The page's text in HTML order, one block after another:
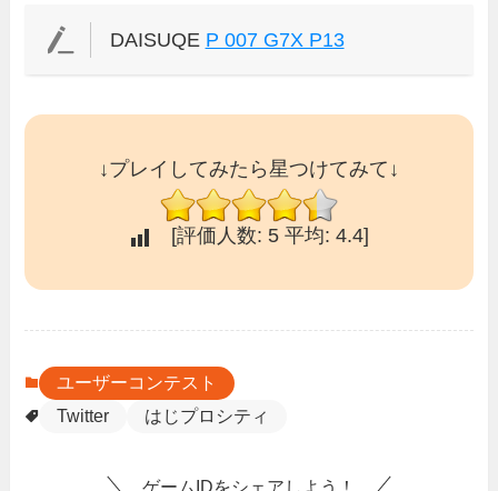
DAISUQE P 007 G7X P13
↓プレイしてみたら星つけてみて↓
[評価人数: 5 平均: 4.4]
ユーザーコンテスト
Twitter
はじプロシティ
ゲームIDをシェアしよう！